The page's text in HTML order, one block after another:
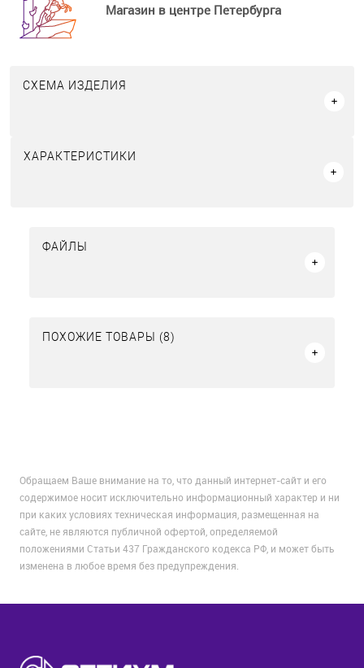
Магазин в центре Петербурга
СХЕМА ИЗДЕЛИЯ
ХАРАКТЕРИСТИКИ
ФАЙЛЫ
ПОХОЖИЕ ТОВАРЫ (8)
Обращаем Ваше внимание на то, что данный интернет-сайт и его
содержимое носит исключительно информационный характер и ни
при каких условиях техническая информация, размещенная на
сайте, не являются публичной офертой, определяемой
положениями Статьи 437 Гражданского кодекса РФ, и может быть
изменена в любое время без предупреждения.